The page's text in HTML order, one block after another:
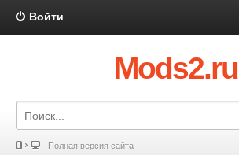
Войти
Mods2.ru
Полная версия сайта